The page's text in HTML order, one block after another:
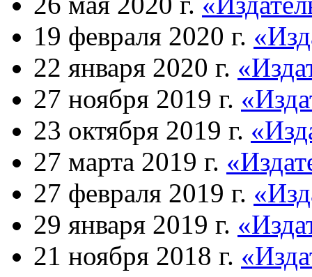
19 февраля 2020 г.
22 января 2020 г.
27 ноября 2019 г.
23 октября 2019 г.
27 марта 2019 г.
27 февраля 2019 г.
29 января 2019 г.
21 ноября 2018 г.